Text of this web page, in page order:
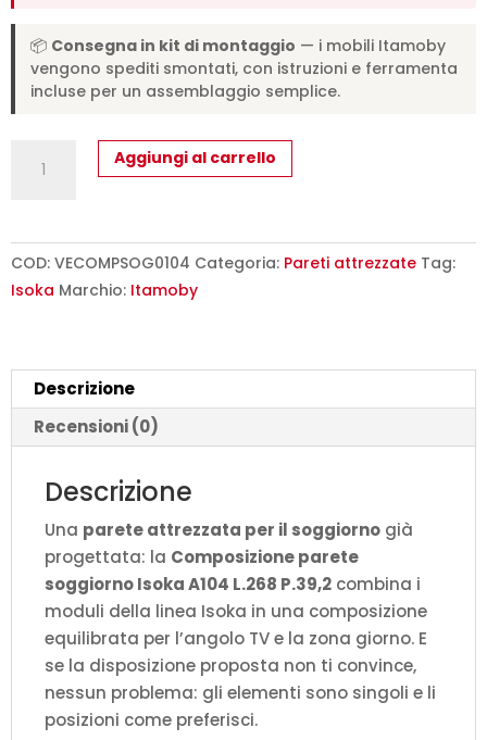
📦 Consegna in kit di montaggio — i mobili Itamoby
vengono spediti smontati, con istruzioni e ferramenta
incluse per un assemblaggio semplice.
Composizione
parete
A104
L.268
Aggiungi al carrello
COD: VECOMPSOG0104 Categoria: Pareti attrezzate Tag:
Isoka Marchio: Itamoby
Descrizione
Recensioni (0)
Descrizione
Una parete attrezzata per il soggiorno già
progettata: la Composizione parete
soggiorno Isoka A104 L.268 P.39,2 combina i
moduli della linea Isoka in una composizione
equilibrata per l’angolo TV e la zona giorno. E
se la disposizione proposta non ti convince,
nessun problema: gli elementi sono singoli e li
posizioni come preferisci.